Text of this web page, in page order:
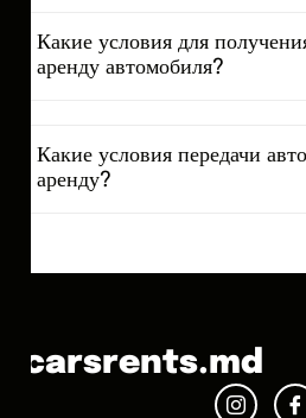
Какие условия для
аренду автомобиля?
Какие условия передачи
аренду?
carsrents.md